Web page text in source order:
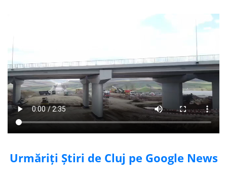
Urmăriți Știri de Cluj pe Google News